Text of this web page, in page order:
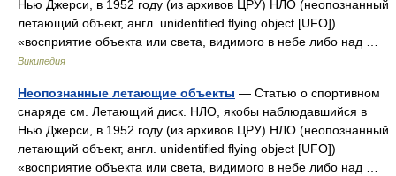
Нью Джерси, в 1952 году (из архивов ЦРУ) НЛО (неопознанный
летающий объект, англ. unidentified flying object [UFO])
«восприятие объекта или света, видимого в небе либо над …
Википедия
Неопознанные летающие объекты — Статью о спортивном
снаряде см. Летающий диск. НЛО, якобы наблюдавшийся в
Нью Джерси, в 1952 году (из архивов ЦРУ) НЛО (неопознанный
летающий объект, англ. unidentified flying object [UFO])
«восприятие объекта или света, видимого в небе либо над …